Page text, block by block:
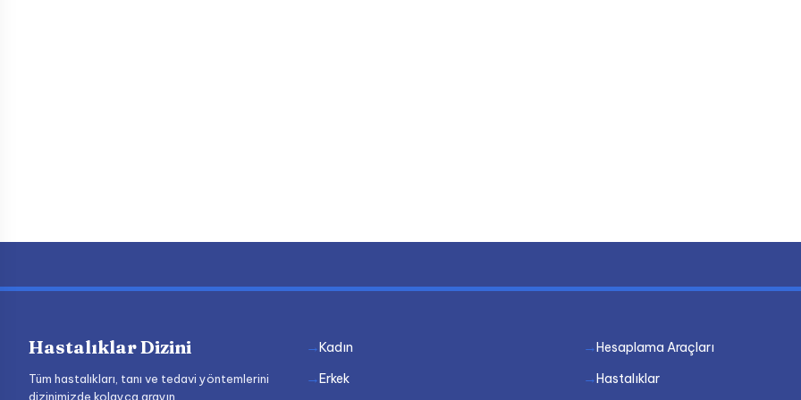
Hastalıklar Dizini
Tüm hastalıkları, tanı ve tedavi yöntemlerini
dizinimizde kolayca arayın.
Kadın
Erkek
Hesaplama Araçları
Hastalıklar